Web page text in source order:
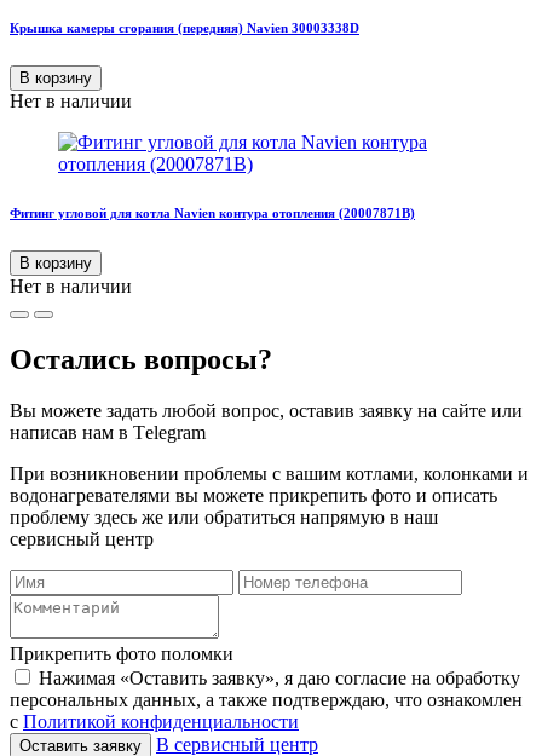
Крышка камеры сгорания (передняя) Navien 30003338D
В корзину
Нет в наличии
Фитинг угловой для котла Navien контура отопления (20007871B)
В корзину
Нет в наличии
Остались вопросы?
Вы можете задать любой вопрос, оставив заявку на сайте или
написав нам в Тelegram
При возникновении проблемы с вашим котлами, колонками и
водонагревателями вы можете прикрепить фото и описать
проблему здесь же или обратиться напрямую в наш
сервисный центр
Прикрепить фото поломки
Нажимая «Оставить заявку», я даю согласие на обработку
персональных данных, а также подтверждаю, что ознакомлен
с Политикой конфиденциальности
Оставить заявку В сервисный центр